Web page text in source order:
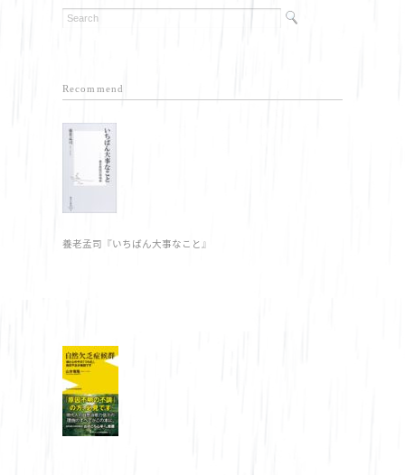
Recommend
養老孟司『いちばん大事なこと』